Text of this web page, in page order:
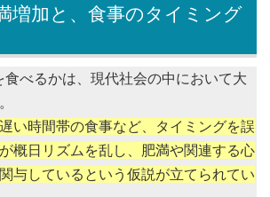
増加と、食事のタイミング
食べるかは、現代社会の中において大
い時間帯の食事など、タイミングを誤
概日リズムを乱し、肥満や関連する心
与しているという仮説が立てられてい